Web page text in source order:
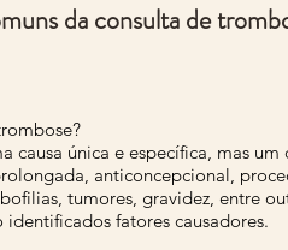
da consulta de
causa única e específica, mas
anticoncepcional,
tumores, gravidez, entre
identificados fatores causadores.